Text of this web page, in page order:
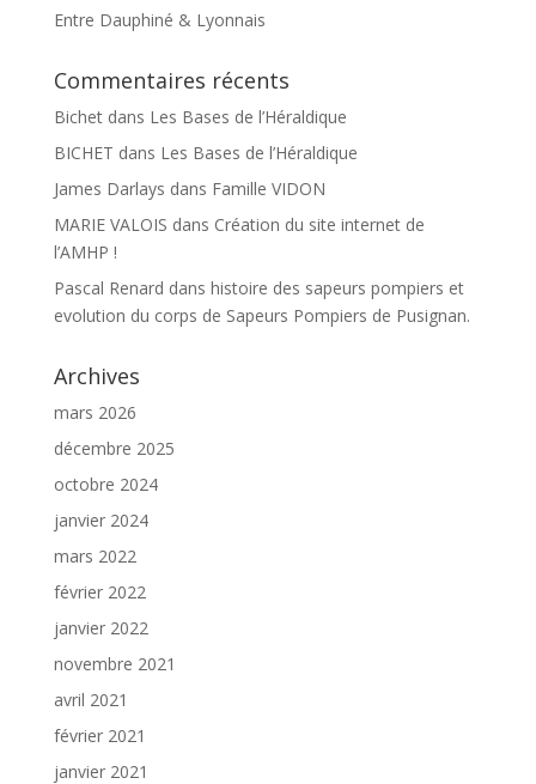
Entre Dauphiné & Lyonnais
Commentaires récents
Bichetdans Les Bases de l’Héraldique
BICHET dans Les Bases de l’Héraldique
James Darlays dans Famille VIDON
MARIE VALOIS dans Création du site internet de
l’AMHP !
Pascal Renard dans histoire des sapeurs pompiers et
evolution du corps de Sapeurs Pompiers de Pusignan.
Archives
mars 2026
décembre 2025
octobre 2024
janvier 2024
mars 2022
février 2022
janvier 2022
novembre 2021
avril 2021
février 2021
janvier 2021